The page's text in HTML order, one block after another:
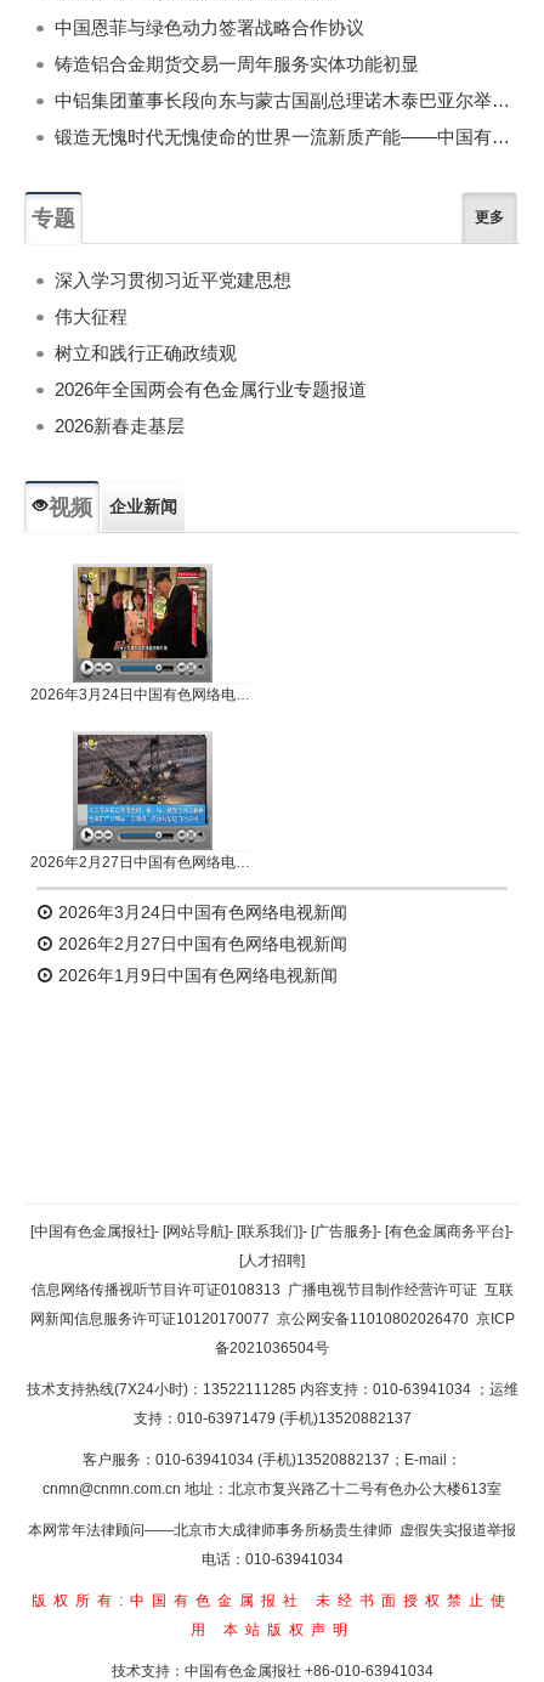
中国恩菲与绿色动力签署战略合作协议
铸造铝合金期货交易一周年服务实体功能初显
中铝集团董事长段向东与蒙古国副总理诺木泰巴亚尔举行会谈
锻造无愧时代无愧使命的世界一流新质产能——中国有色金属工业的战略应对与破局之道（二）
专题 更多
深入学习贯彻习近平党建思想
伟大征程
树立和践行正确政绩观
2026年全国两会有色金属行业专题报道
2026新春走基层
视频 企业新闻
2026年3月24日中国有色网络电视新闻
2026年2月27日中国有色网络电视新闻
2026年3月24日中国有色网络电视新闻
2026年2月27日中国有色网络电视新闻
2026年1月9日中国有色网络电视新闻
返回顶部
返回首页
[中国有色金属报社]- [网站导航]- [联系我们]- [广告服务]- [有色金属商务平台]-
[人才招聘]
信息网络传播视听节目许可证0108313 广播电视节目制作经营许可证 互联
网新闻信息服务许可证10120170077 京公网安备11010802026470 京ICP
备2021036504号
技术支持热线(7X24小时)：13522111285 内容支持：010-63941034 ；运维
支持：010-63971479 (手机)13520882137
客户服务：010-63941034 (手机)13520882137；E-mail：
cnmn@cnmn.com.cn 地址：北京市复兴路乙十二号有色办公大楼613室
本网常年法律顾问——北京市大成律师事务所杨贵生律师 虚假失实报道举报
电话：010-63941034
版权所有:中国有色金属报社
未经书面授权禁止使
用 本站版权声明
技术支持：中国有色金属报社 +86-010-63941034